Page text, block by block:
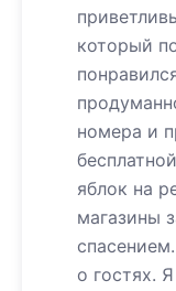
который
номера и
яблок на
магазины
о гостях.